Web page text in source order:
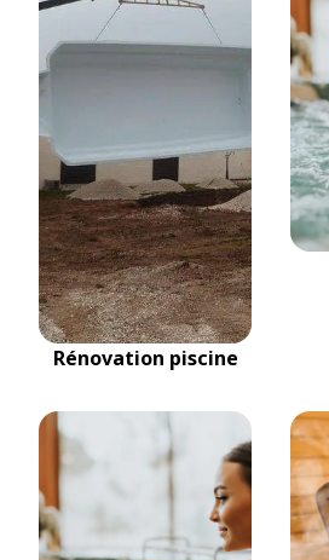
Rénovation piscine